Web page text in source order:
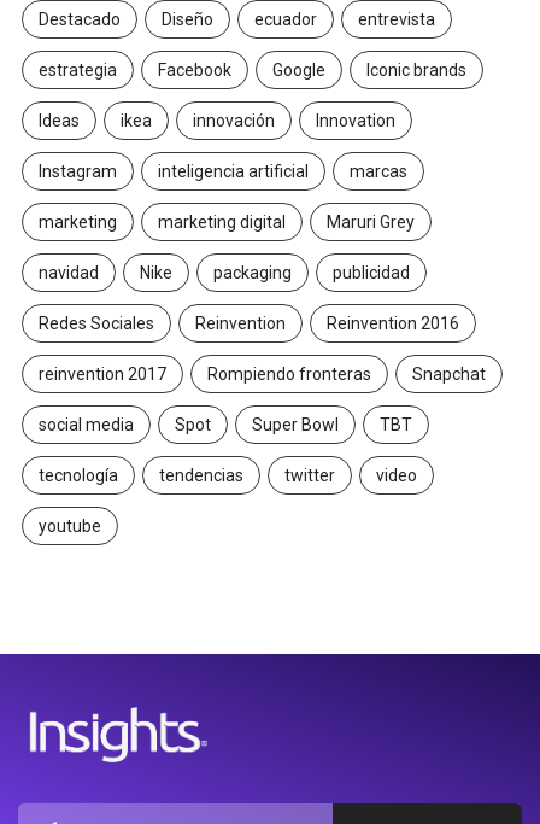
Destacado Diseño ecuador entrevista
estrategia Facebook Google Iconic brands
Ideas ikea innovación Innovation
Instagram inteligencia artificial marcas
marketing marketing digital Maruri Grey
navidad Nike packaging publicidad
Redes Sociales Reinvention Reinvention 2016
reinvention 2017 Rompiendo fronteras Snapchat
social media Spot Super Bowl TBT
tecnología tendencias twitter video
youtube